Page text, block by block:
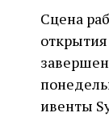
Сцена
ивенты